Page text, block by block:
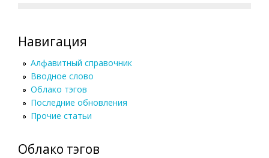
Навигация
Алфавитный справочник
Вводное слово
Облако тэгов
Последние обновления
Прочие статьи
Облако тэгов